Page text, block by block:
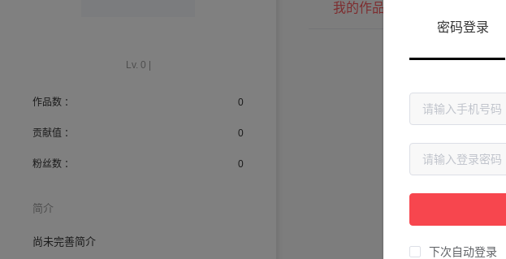
Lv. 0 |
作品数 ： 0
贡献值 ： 0
粉丝数 ： 0
简介
尚未完善简介
我的作品
密码登录
下次自动登录